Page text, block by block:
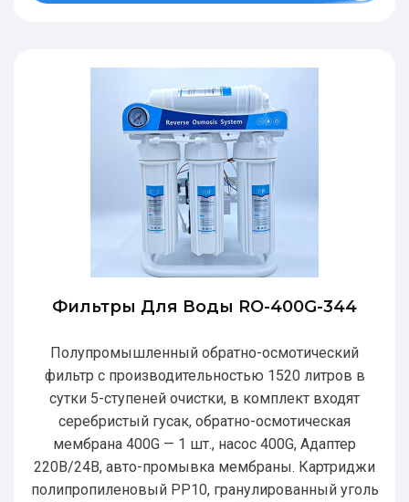
Фильтры Для Воды RO-400G-344
Полупромышленный обратно-осмотический
фильтр с производительностью 1520 литров в
сутки 5-ступеней очистки, в комплект входят
серебристый гусак, обратно-осмотическая
мембрана 400G — 1 шт., насос 400G, Адаптер
220В/24В, авто-промывка мембраны. Картриджи
полипропиленовый РР10, гранулированный уголь